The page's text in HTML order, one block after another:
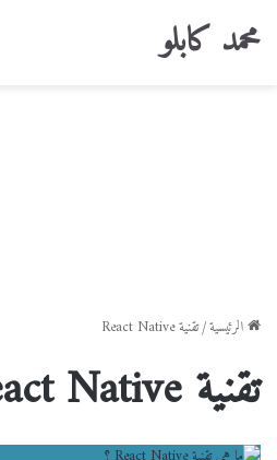
محمد كابلو
الرئيسية/تقنية React Native
تقنية React Native